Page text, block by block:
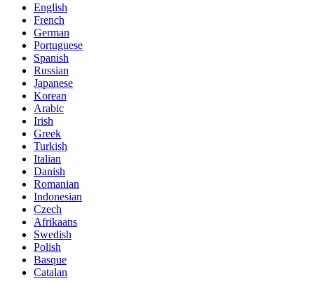
English
French
German
Portuguese
Spanish
Russian
Japanese
Korean
Arabic
Irish
Greek
Turkish
Italian
Danish
Romanian
Indonesian
Czech
Afrikaans
Swedish
Polish
Basque
Catalan